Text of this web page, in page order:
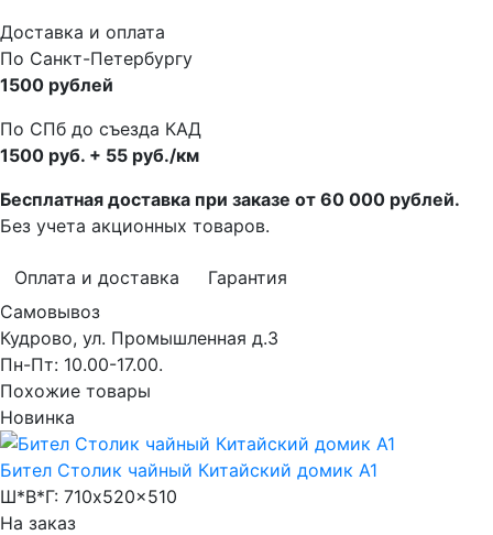
Доставка и оплата
По Санкт-Петербургу
1500 рублей
По СПб до съезда КАД
1500 руб. + 55 руб./км
Бесплатная доставка при заказе от 60 000 рублей.
Без учета акционных товаров.
Оплата и доставка
Гарантия
Самовывоз
Кудрово, ул. Промышленная д.3
Пн-Пт: 10.00-17.00.
Похожие товары
Новинка
Бител Столик чайный Китайский домик А1
Ш*В*Г: 710x520x510
На заказ